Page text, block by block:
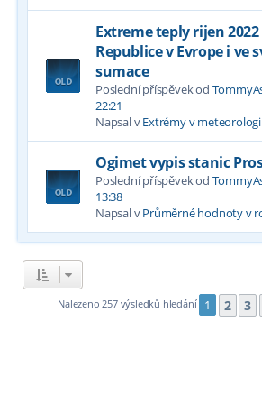
Extreme teply rijen 2022
Republice v Evrope i ve
sumace
Poslední příspěvek od
22:21
Napsal vExtrémy v
Ogimet vypis stanic
Poslední příspěvek od
13:38
Napsal vPrůměrné hodnoty v
Nalezeno 257 výsledků hledání 1 2 3